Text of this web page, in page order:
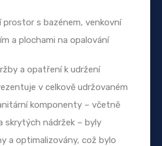
prostor s bazénem, venkovní
a plochami na opalování
a opatření k udržení
v celkově udržovaném
komponenty – včetně
skrytých nádržek – byly
a optimalizovány, což bylo